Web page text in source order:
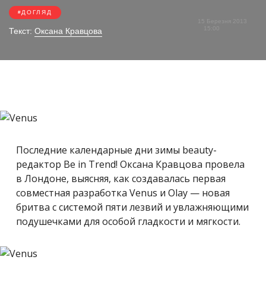
ДОГЛЯД
Текст: Оксана Кравцова
15 Березня 2013
Последние календарные дни зимы beauty-
редактор Be in Trend! Оксана Кравцова провела
в Лондоне, выясняя, как создавалась первая
совместная разработка Venus и Olay — новая
бритва с системой пяти лезвий и увлажняющими
подушечками для особой гладкости и мягкости.